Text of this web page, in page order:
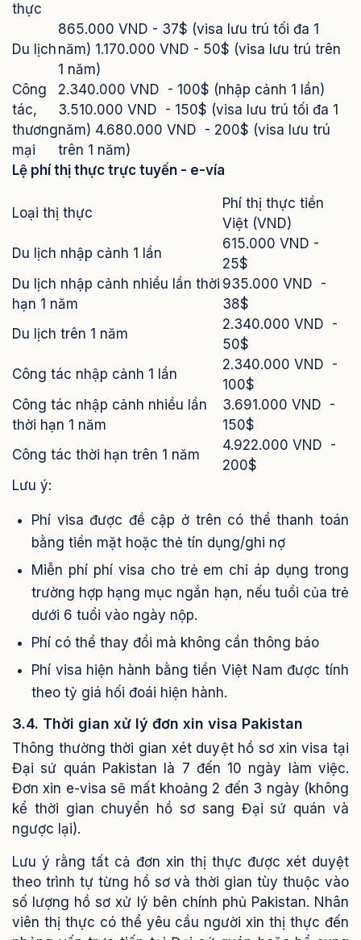
thực
Du lịch
865.000 VND - 37$ (visa lưu trú tối đa 1
năm) 1.170.000 VND - 50$ (visa lưu trú trên
1 năm)
Công
tác,
thương
mại
2.340.000 VND - 100$ (nhập cảnh 1 lần)
3.510.000 VND - 150$ (visa lưu trú tối đa 1
năm) 4.680.000 VND - 200$ (visa lưu trú
trên 1 năm)
Lệ phí thị thực trực tuyến - e-vía
Loại thị thực
Phí thị thực tiền
Việt (VND)
Du lịch nhập cảnh 1 lần
615.000 VND -
25$
Du lịch nhập cảnh nhiều lần thời
hạn 1 năm
935.000 VND -
38$
Du lịch trên 1 năm
2.340.000 VND -
50$
Công tác nhập cảnh 1 lần
2.340.000 VND -
100$
Công tác nhập cảnh nhiều lần
thời hạn 1 năm
3.691 .000 VND -
150$
Công tác thời hạn trên 1 năm
4.922.000 VND -
200$
Lưu ý:
Phí visa được đề cập ở trên có thể thanh toán
bằng tiền mặt hoặc thẻ tín dụng/ghi nợ
Miễn phí phí visa cho trẻ em chỉ áp dụng trong
trường hợp hạng mục ngắn hạn, nếu tuổi của trẻ
dưới 6 tuổi vào ngày nộp.
Phí có thể thay đổi mà không cần thông báo
Phí visa hiện hành bằng tiền Việt Nam được tính
theo tỷ giá hối đoái hiện hành.
3.4. Thời gian xử lý đơn xin visa Pakistan
Thông thường thời gian xét duyệt hồ sơ xin visa tại
Đại sứ quán Pakistan là 7 đến 10 ngày làm việc.
Đơn xin e-visa sẽ mất khoảng 2 đến 3 ngày (không
kể thời gian chuyển hồ sơ sang Đại sứ quán và
ngược lại).
Lưu ý rằng tất cả đơn xin thị thực được xét duyệt
theo trình tự từng hồ sơ và thời gian tùy thuộc vào
số lượng hồ sơ xử lý bên chính phủ Pakistan. Nhân
viên thị thực có thể yêu cầu người xin thị thực đến